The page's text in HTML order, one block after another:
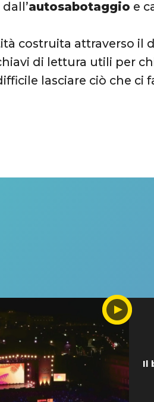
autosabotaggio e
costruita attraverso il
di lettura utili per
lasciare ciò che ci
Il